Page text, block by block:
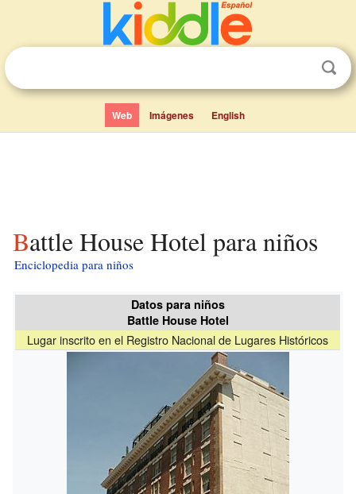
Web Imágenes English
Battle House Hotel para niños
Enciclopedia para niños
Datos para niños
Battle House Hotel
Lugar inscrito en el Registro Nacional de Lugares Históricos